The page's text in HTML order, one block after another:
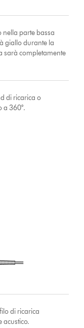
nella parte bassa
giallo durante la
sarà completamente
di ricarica o
a 360°.
di ricarica
acustico.